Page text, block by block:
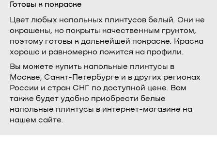
Готовы к покраске
Цвет любых напольных плинтусов белый. Они не
окрашены, но покрыты качественным грунтом,
поэтому готовы к дальнейшей покраске. Краска
хорошо и равномерно ложится на профили.
Вы можете купить напольные плинтусы в
Москве, Санкт-Петербурге и в других регионах
России и стран СНГ по доступной цене. Вам
также будет удобно приобрести белые
напольные плинтусы в интернет-магазине на
нашем сайте.